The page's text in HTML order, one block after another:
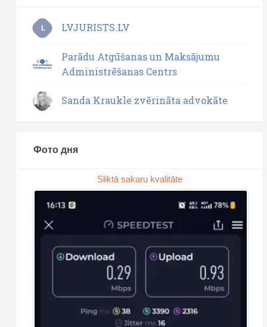
L LVJURISTS.LV
Parādu Atgūšanas un Maksājumu
Administrēšanas Centrs
Sanda Kraukle zvērināta advokāte
Фото дня
Sliktā sakaru kvalitāte